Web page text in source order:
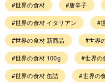
#世界の食材 #唐辛子
#世界の食材 イタリアン #
#世界の食材 新商品 #世界
#世界の食材 100g #世界の
#世界の食材 缶詰 #世界の